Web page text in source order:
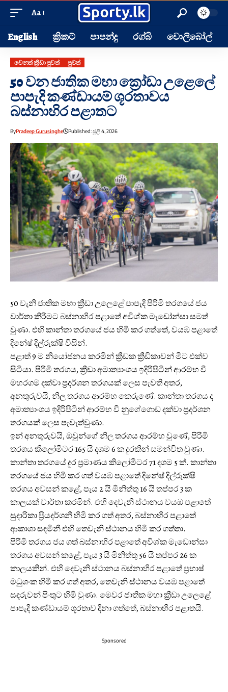
Aa
English ක්‍රිකට් පාපන්දු රග්බි වොලිබෝල්
වෙනත් ක්‍රීඩා පුවත් පුවත්
50 වන ජාතික මහා ක්‍රෝඩා උළෙලේ
පාපැදි කණ්ඩායම් ශූරතාවය
බස්නාහිර පළාතට
ByPradeep Gurusinghe Published: ජූලි 4, 2026
50 වැනි ජාතික මහා ක්‍රීඩා උලෙළේ පාපැදි පිරිමි තරගයේ ජය
වාර්තා කිරීමට බස්නාහිර පළාතේ අවිශ්ක මැඩෝන්සා සමත්
වුණා. එහි කාන්තා තරගයේ ජය හිමි කර ගත්තේ, වයඹ පළාතේ
දිනේෂ් දිල්රුක්ෂි විසින්.
පළාත් 9 ම නියෝජනය කරමින් ක්‍රීඩක ක්‍රීඩිකාවන් ‍මීට එක්ව
සිටියා. පිරිමි තරගය, ක්‍රීඩා අමාත්‍යාංශය ඉදිරිපිටින් ආරම්භ වී
මහරගම දක්වා ප්‍රදර්ශන තරගයක් ලෙස පැවති අතර,
අනතුරුවයි, නිල තරගය ආරම්භ කෙරුණේ. කාන්තා තරගය ද
අමාත්‍යාංශය ඉදිරිපිටින් ආරම්භ වී නුගේගොඩ දක්වා ප්‍රදර්ශන
තරගයක් ලෙස පැවැත්වුණා.
ඉන් අනතුරුවයි, ඔවුන්ගේ නිල තරගය ආරම්භ වුණේ, පිරිමි
තරගය කිලෝමීටර 165 යි දශම 6 ක දුරකින් සමන්විත වුණා.
කාන්තා තරගයේ දුර ප්‍රමාණය කිලෝමීටර 71 දශම 5 ක්. කාන්තා
තරගයේ ජය හිමි කර ගත් වයඹ පළාතේ දිනේෂ් දිල්රුක්ෂි
තරගය අවසන් කළේ, පැය 2 යි මිනිත්තු 16 යි තප්පර 3 ක
කාලයක් වාර්තා කරමින්. එහි දෙවැනි ස්ථානය වයඹ පළාතේ
සුදාරිකා ප්‍රියදර්ශනී හිමි කර ගත් අතර, බස්නාහිර පළාතේ
ආකාශා සඳමිනී එහි තෙවැනි ස්ථානය හිමි කර ගත්තා.
පිරිමි තරගය ජය ගත් බස්නාහිර පළාතේ අවිශ්ක මැඩොන්සා
තරගය අවසන් කළේ, පැය 3 යි මිනිත්තු 56 යි තප්පර 26 ක
කාලයකින්. එහි දෙවැනි ස්ථානය බස්නාහිර පළාතේ ප්‍රභාෂ්
මධුශංක හිමි කර ගත් අතර, තෙවැනි ස්ථානය වයඹ පළාතේ
සඳරුවන් පිංතුට හිමි වුණා. මෙවර ජාතික මහා ක්‍රීඩා උලෙළේ
පාපැදි කණ්ඩායම් ශූරතාව දිනා ගත්තේ, බස්නාහිර පළාතයි.
Sponsored